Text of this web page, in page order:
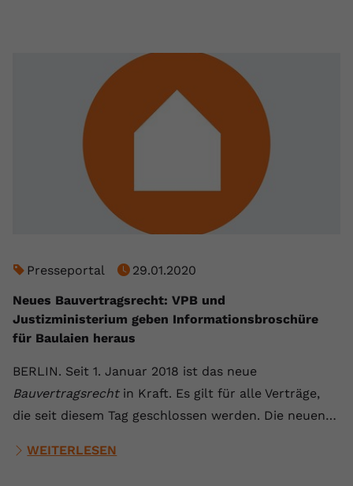
Presseportal
29.01.2020
Neues Bauvertragsrecht: VPB und
Justizministerium geben Informationsbroschüre
für Baulaien heraus
BERLIN. Seit 1. Januar 2018 ist das neue
Bauvertragsrechtin Kraft. Es gilt für alle Verträge,
die seit diesem Tag geschlossen werden. Die neuen…
WEITERLESEN